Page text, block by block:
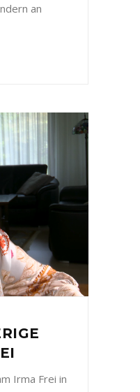
an
Irma Frei in